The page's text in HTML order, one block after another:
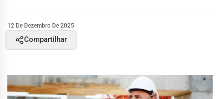
12 De Dezembro De 2025
Compartilhar